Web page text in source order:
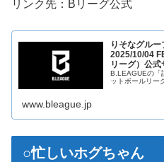
リンク先：Bリーグ公式
りそなグル
2025/10/04
リーグ）公式
B.LEAGUEの「
ットボールリー
www.bleague.jp
○忙しいホグちゃん